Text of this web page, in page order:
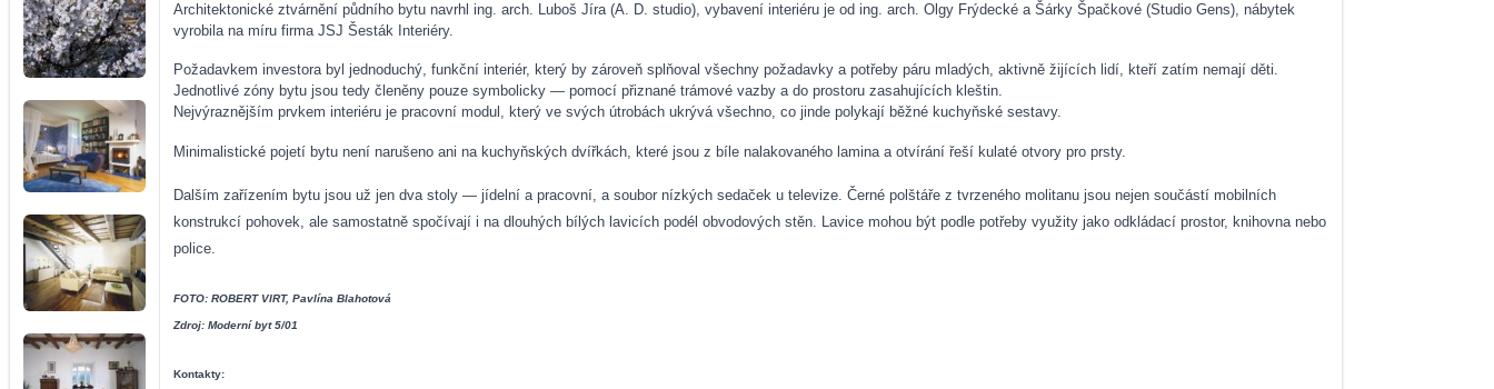
Architektonické ztvárnění půdního bytu navrhl ing. arch. Luboš Jíra (A. D. studio), vybavení interiéru je od ing. arch. Olgy Frýdecké a Šárky Špačkové (Studio Gens), nábytek
vyrobila na míru firma JSJ Šesták Interiéry.
Požadavkem investora byl jednoduchý, funkční interiér, který by zároveň splňoval všechny požadavky a potřeby páru mladých, aktivně žijících lidí, kteří zatím nemají děti.
Jednotlivé zóny bytu jsou tedy členěny pouze symbolicky — pomocí přiznané trámové vazby a do prostoru zasahujících kleštin.
Nejvýraznějším prvkem interiéru je pracovní modul, který ve svých útrobách ukrývá všechno, co jinde polykají běžné kuchyňské sestavy.
Minimalistické pojetí bytu není narušeno ani na kuchyňských dvířkách, které jsou z bíle nalakovaného lamina a otvírání řeší kulaté otvory pro prsty.
Dalším zařízením bytu jsou už jen dva stoly — jídelní a pracovní, a soubor nízkých sedaček u televize. Černé polštáře z tvrzeného molitanu jsou nejen součástí mobilních
konstrukcí pohovek, ale samostatně spočívají i na dlouhých bílých lavicích podél obvodových stěn. Lavice mohou být podle potřeby využity jako odkládací prostor, knihovna nebo
police.
FOTO: ROBERT VIRT, Pavlína Blahotová
Zdroj: Moderní byt 5/01
Kontakty: